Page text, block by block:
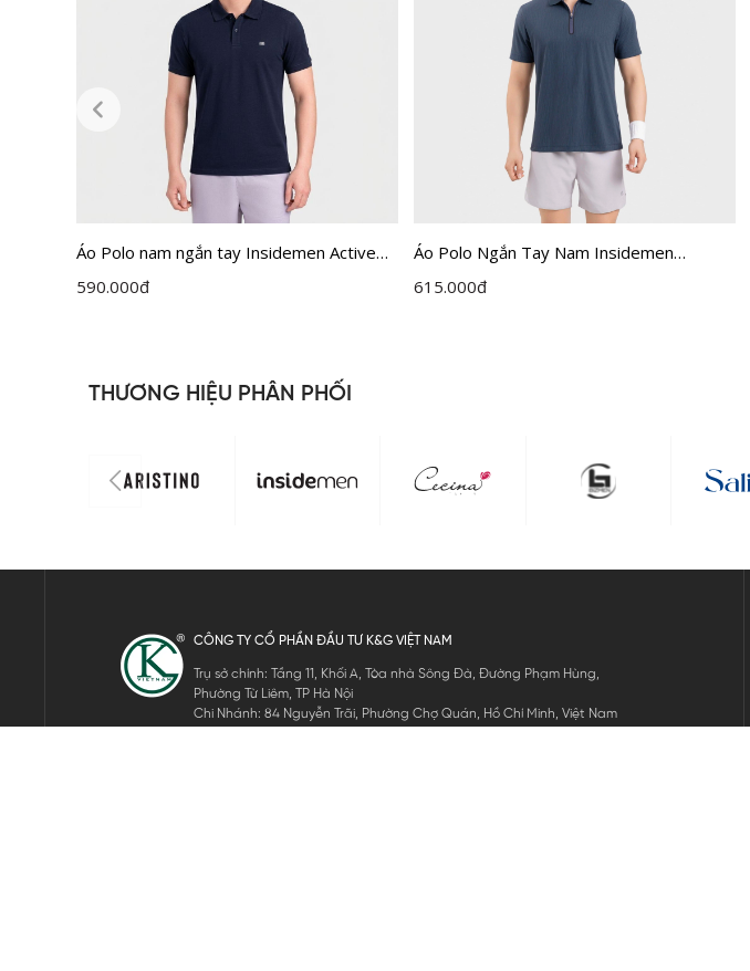
Áo Polo nam ngắn tay Insidemen Active
dáng Regular IPS111EDP01
590.000đ
Áo Polo Ngắn Tay Nam Insidemen
IPS113EDP01
615.000đ
THƯƠNG HIỆU PHÂN PHỐI
CÔNG TY CỔ PHẦN ĐẦU TƯ K&G VIỆT NAM
Trụ sở chính: Tầng 11, Khối A, Tòa nhà Sông Đà, Đường Phạm Hùng,
Phường Từ Liêm, TP Hà Nội
Chi Nhánh: 84 Nguyễn Trãi, Phường Chợ Quán, Hồ Chí Minh, Việt Nam